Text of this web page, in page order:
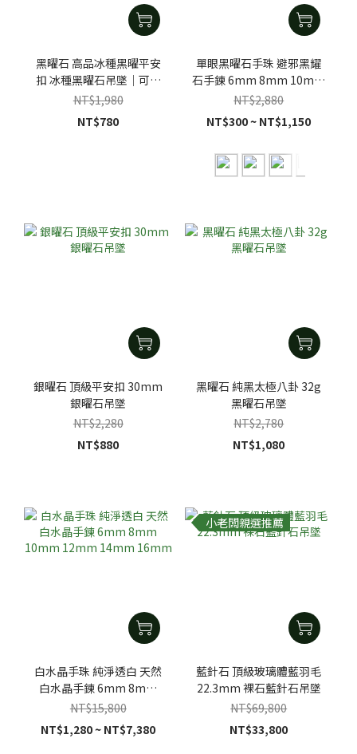
黑曜石 高品冰種黑曜平安
扣 冰種黑曜石吊墜｜可調
式棉繩
NT$1,980
NT$780
單眼黑曜石手珠 避邪黑耀
石手鍊 6mm 8mm 10mm
12mm 14mm 16mm
NT$2,880
NT$300 ~ NT$1,150
銀曜石 頂級平安扣 30mm
銀曜石吊墜
NT$2,280
NT$880
黑曜石 純黑太極八卦 32g
黑曜石吊墜
NT$2,780
NT$1,080
白水晶手珠 純淨透白 天然
白水晶手鍊 6mm 8mm
10mm 12mm 14mm
NT$15,800
NT$1,280 ~ NT$7,380
小老闆親選推薦
藍針石 頂級玻璃體藍羽毛
22.3mm 裸石藍針石吊墜
NT$69,800
NT$33,800